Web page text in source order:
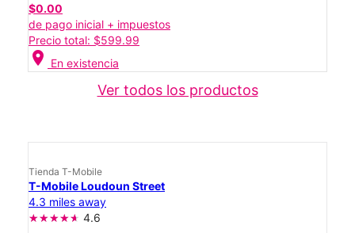
$0.00
de pago inicial + impuestos
Precio total: $599.99
location_on En existencia
Ver todos los productos
Tienda T-Mobile
T-Mobile Loudoun Street
4.3 miles away
4.6